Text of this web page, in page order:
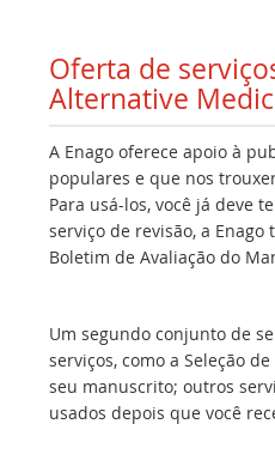
Oferta de
Alternative
A Enago oferece apoio à
populares e que nos
Para usá-los, você já deve
serviço de revisão, a
Boletim de Avaliação do
Um segundo conjunto de
serviços, como a Seleção
seu manuscrito; outros
usados depois que você